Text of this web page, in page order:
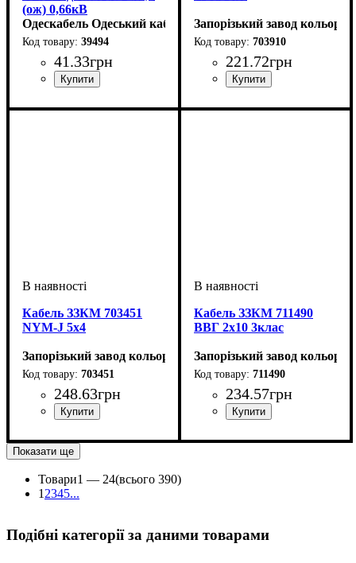
(ож) 0,66кВ
Одескабель Одеський кабельний завод
39494
41.33грн
Запорізький завод
703910
221.72грн
Кабель ЗЗКМ 703451
NYM-J 5х4
Запорізький завод кольорових металів (ЗЗКМ)
703451
248.63грн
Кабель ЗЗКМ 711490
ВВГ 2x10 3клас
Запорізький завод
711490
234.57грн
Показати ще
Товари1 — 24(всього 390)
1 2345...
Подібні категорії за даними товарами